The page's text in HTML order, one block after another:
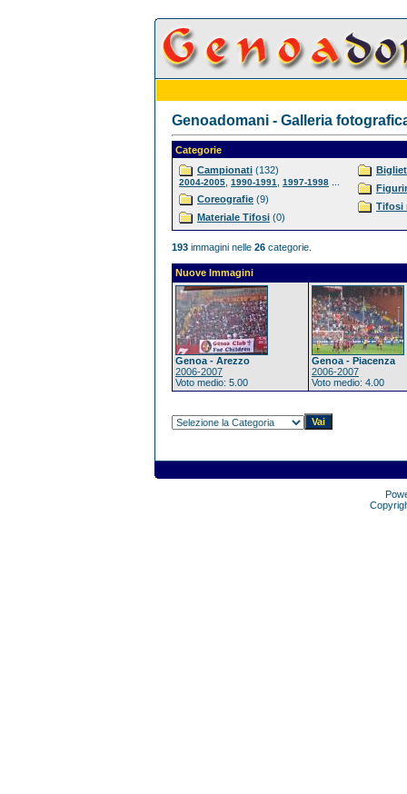
Genoadomani - Galleria
Categorie
Campionati (132)
2004-2005 1990-1991 1997-1998
Coreografie (9)
Materiale Tifosi (0)
Tifosi
193 immagini nelle 26 categorie.
Nuove Immagini
Genoa - Arezzo
2006-2007
Voto medio: 5.00
Genoa - Piacenza
2006-2007
Voto medio: 4.00